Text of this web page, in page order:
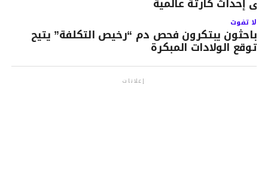
لا تفوت
باحثون يبتكرون فحص دم “رخيص التكلفة” يتيح
توقع الولادات المبكرة
إعلانات